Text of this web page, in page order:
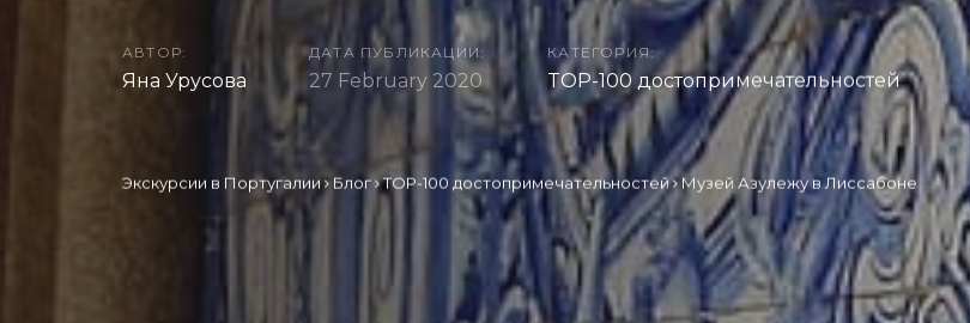
АВТОР:
Яна Урусова
ДАТА ПУБЛИКАЦИИ:
27 February 2020
КАТЕГОРИЯ:
TOP-100 достопримечательностей
Экскурсии в Португалии Блог TOP-100 достопримечательностей Музей Азулежу в Лиссабоне